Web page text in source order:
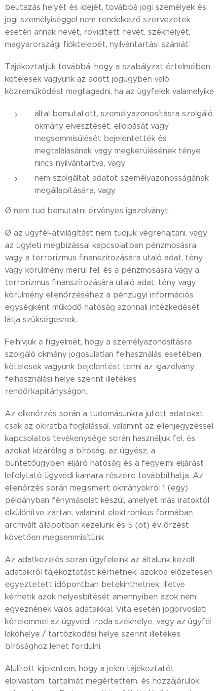
beutazás helyét és idejét, továbbá jogi személyek és
jogi személyiséggel nem rendelkező szervezetek
esetén annak nevét, rövidített nevét, székhelyét,
magyarországi fióktelepét, nyilvántartási számát.
Tájékoztatjuk továbbá, hogy a szabályzat értelmében
kötelesek vagyunk az adott jogügyben való
közreműködést megtagadni, ha az ügyfelek valamelyike
által bemutatott, személyazonosításra szolgáló
okmány elvesztését, ellopását vagy
megsemmisülését bejelentették és
megtalálásának vagy megkerülésének ténye
nincs nyilvántartva, vagy
nem szolgáltat adatot személyazonosságának
megállapítására, vagy
Ø nem tud bemutatni érvényes igazolványt,
Ø az ügyfél-átvilágítást nem tudjuk végrehajtani, vagy
az ügyleti megbízással kapcsolatban pénzmosásra
vagy a terrorizmus finanszírozására utaló adat, tény
vagy körülmény merül fel, és a pénzmosásra vagy a
terrorizmus finanszírozására utaló adat, tény vagy
körülmény ellenőrzéséhez a pénzügyi információs
egységként működő hatóság azonnali intézkedését
látja szükségesnek.
Felhívjuk a figyelmét, hogy a személyazonosításra
szolgáló okmány jogosulatlan felhasználás esetében
kötelesek vagyunk bejelentést tenni az igazolvány
felhasználási helye szerint illetékes
rendőrkapitányságon.
Az ellenőrzés során a tudomásunkra jutott adatokat
csak az okiratba foglalással, valamint az ellenjegyzéssel
kapcsolatos tevékenysége során használjuk fel, és
azokat kizárólag a bíróság, az ügyész, a
büntetőügyben eljáró hatóság és a fegyelmi eljárást
lefolytató ügyvédi kamara részére továbbíthatja. Az
ellenőrzés során megismert okmányokról 1 (egy)
példányban fénymásolat készül, amelyet más iratoktól
elkülönítve zártan, valamint elektronikus formában
archivált állapotban kezelünk és 5 (öt) év őrzést
követően megsemmisítünk
Az adatkezelés során ügyfeleink az általunk kezelt
adataikról tájékoztatást kérhetnek, azokba előzetesen
egyeztetett időpontban betekinthetnek, illetve
kérhetik azok helyesbítését amennyiben azok nem
egyeznének valós adataikkal. Vita esetén jogorvoslati
kérelemmel az ügyvédi iroda székhelye, vagy az ügyfél
lakóhelye / tartózkodási helye szerint illetékes
bírósághoz lehet fordulni.
Alulírott kijelentem, hogy a jelen tájékoztatót
elolvastam, tartalmát megértettem, és hozzájárulok